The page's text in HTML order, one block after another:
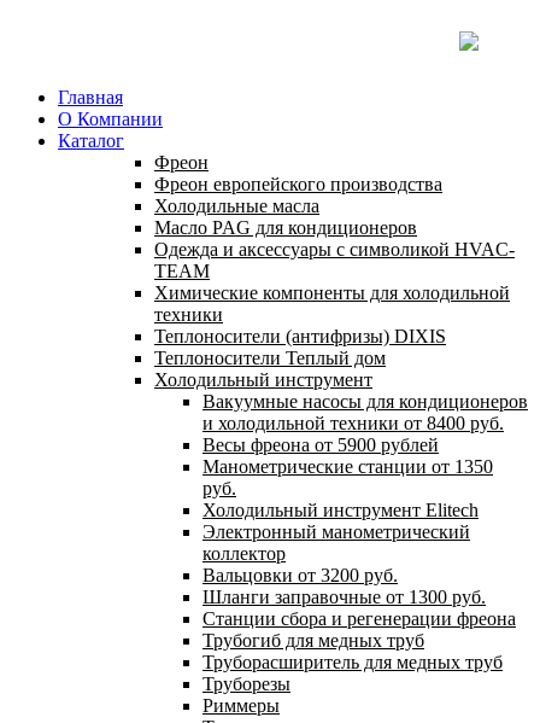
Главная
О Компании
Каталог
Фреон
Фреон европейского производства
Холодильные масла
Масло PAG для кондиционеров
Одежда и аксессуары с символикой HVAC-
TEAM
Химические компоненты для холодильной
техники
Теплоносители (антифризы) DIXIS
Теплоносители Теплый дом
Холодильный инструмент
Вакуумные насосы для кондиционеров
и холодильной техники от 8400 руб.
Весы фреона от 5900 рублей
Манометрические станции от 1350
руб.
Холодильный инструмент Elitech
Электронный манометрический
коллектор
Вальцовки от 3200 руб.
Шланги заправочные от 1300 руб.
Станции сбора и регенерации фреона
Трубогиб для медных труб
Труборасширитель для медных труб
Труборезы
Риммеры